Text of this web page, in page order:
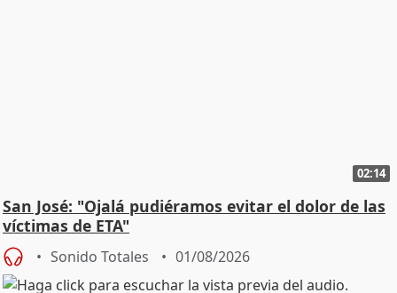
02:14
San José: "Ojalá pudiéramos evitar el dolor de las
víctimas de ETA"
Sonido Totales 01/08/2026